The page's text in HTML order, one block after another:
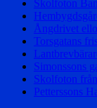
Skolfoton
Ångdrivet
Torsgatans
Simonssons
Skolfoton
Petterssons